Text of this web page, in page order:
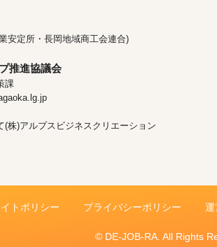
安定所・長岡地域商工会連合)
推進協議会
課
(株)アルプスビジネスクリエーション
トポリシー プライバシーポリシー 運
© DE-JOB-RA. All Rights